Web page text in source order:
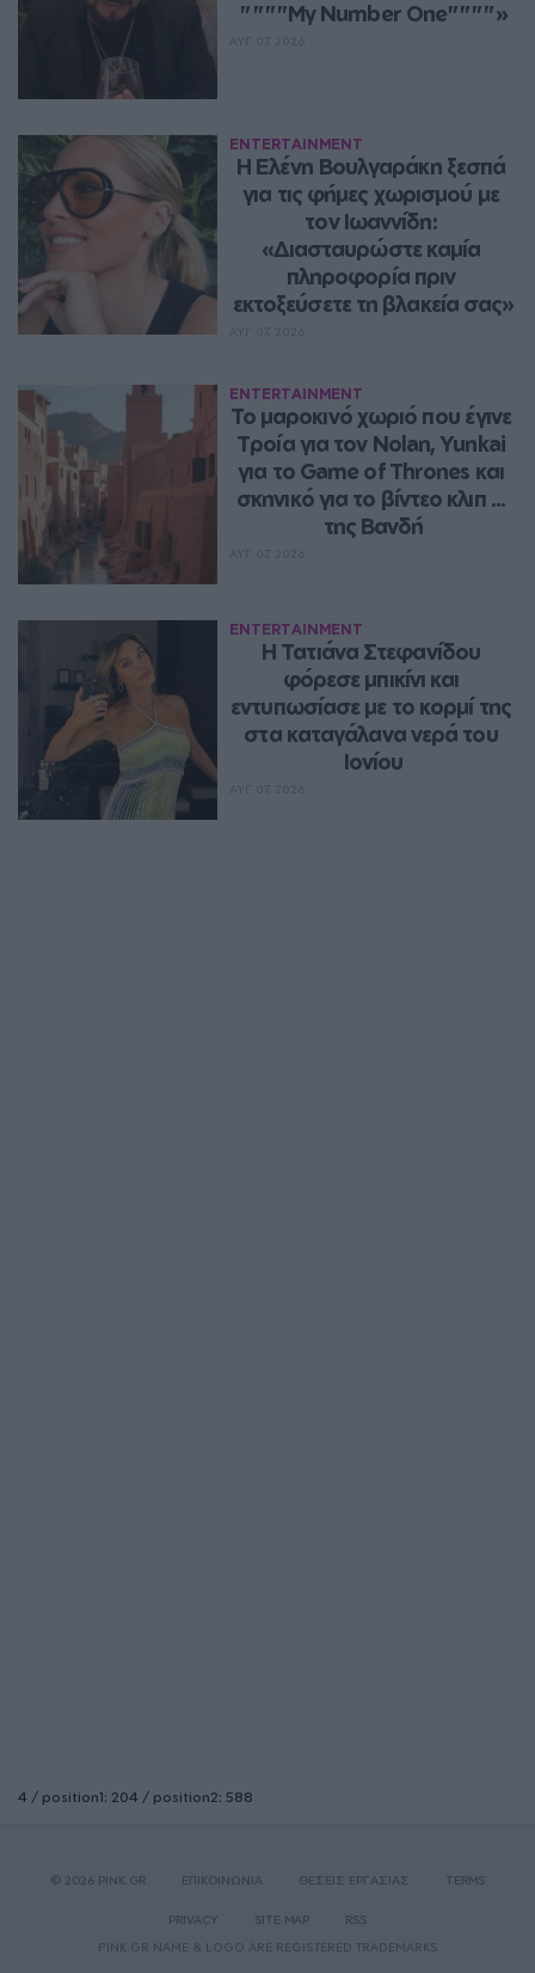
""""My Number One""""»
ENTERTAINMENT
Η Ελένη Βουλγαράκη ξεσπά
για τις φήμες χωρισμού με
τον Ιωαννίδη:
«Διασταυρώστε καμία
πληροφορία πριν
εκτοξεύσετε τη βλακεία σας»
ENTERTAINMENT
Το μαροκινό χωριό που έγινε
Τροία για τον Nolan, Yunkai
για το Game of Thrones και
σκηνικό για το βίντεο κλιπ ...
της Βανδή
ENTERTAINMENT
Η Τατιάνα Στεφανίδου
φόρεσε μπικίνι και
εντυπωσίασε με το κορμί της
στα καταγάλανα νερά του
Ιονίου
4 / position1: 204 / position2: 588
© 2026 PINK.GR ΕΠΙΚΟΙΝΩΝΙΑ ΘΕΣΕΙΣ ΕΡΓΑΣΙΑΣ TERMS
PRIVACY SITE MAP
RSS
PINK.GR NAME & LOGO ARE REGISTERED TRADEMARKS